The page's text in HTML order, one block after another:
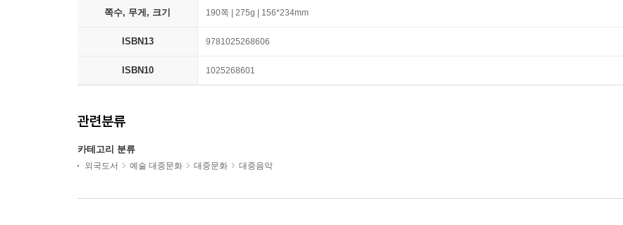
쪽수, 무게, 크기 190쪽 | 275g | 156*234mm
ISBN13 9781025268606
ISBN10 1025268601
관련분류
카테고리 분류
외국도서 예술 대중문화 대중문화 대중음악